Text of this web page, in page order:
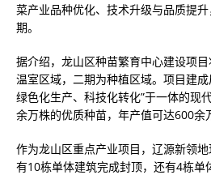
菜产业品种优化、技术升级与品质提
期。
据介绍，龙山区种苗繁育中心建设项
温室区域，二期为种植区域。项目建成
绿色化生产、科技化转化”于一体的现
余万株的优质种苗，年产值可达600余
作为龙山区重点产业项目，辽源新领
有10栋单体建筑完成封顶，还有4栋单